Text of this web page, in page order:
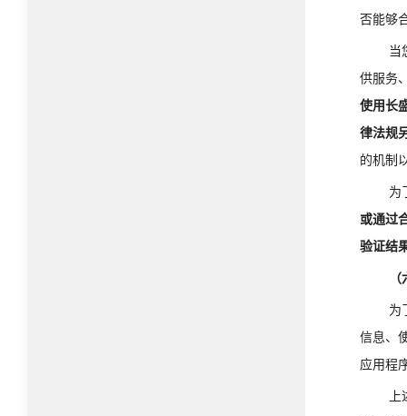
否能够
当
供服务
使用长
律法规
的机制
为
或通过
验证结
为
信息、
应用程